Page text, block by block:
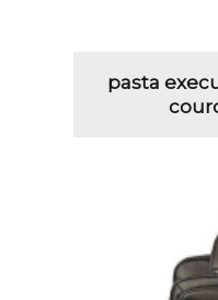
pasta